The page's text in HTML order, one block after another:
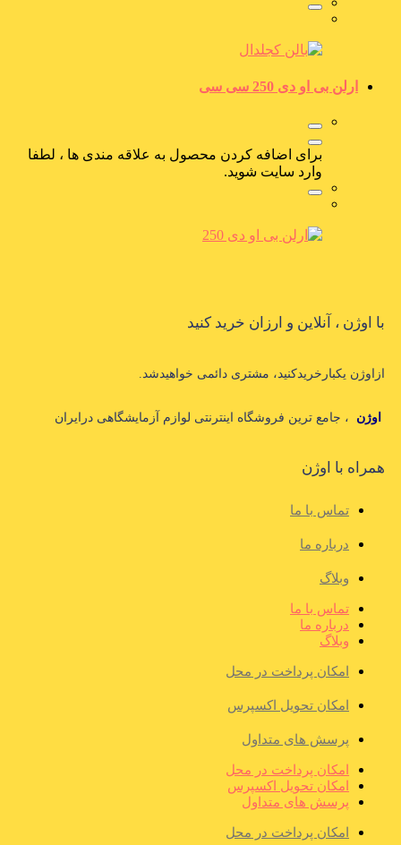
ارلن بی او دی 250 سی سی
برای اضافه کردن محصول به علاقه مندی ها ، لطفا
وارد سایت شوید.
با اوژن ، آنلاین و ارزان خرید کنید
ازاوژن یکبارخریدکنید، مشتری دائمی خواهیدشد.
اوژن ، جامع ترین فروشگاه اینترنتی لوازم آزمایشگاهی درایران
همراه با اوژن
تماس با ما
درباره ما
وبلاگ
تماس با ما
درباره ما
وبلاگ
امکان پرداخت در محل
امکان تحویل اکسپرس
پرسش های متداول
امکان پرداخت در محل
امکان تحویل اکسپرس
پرسش های متداول
امکان پرداخت در محل